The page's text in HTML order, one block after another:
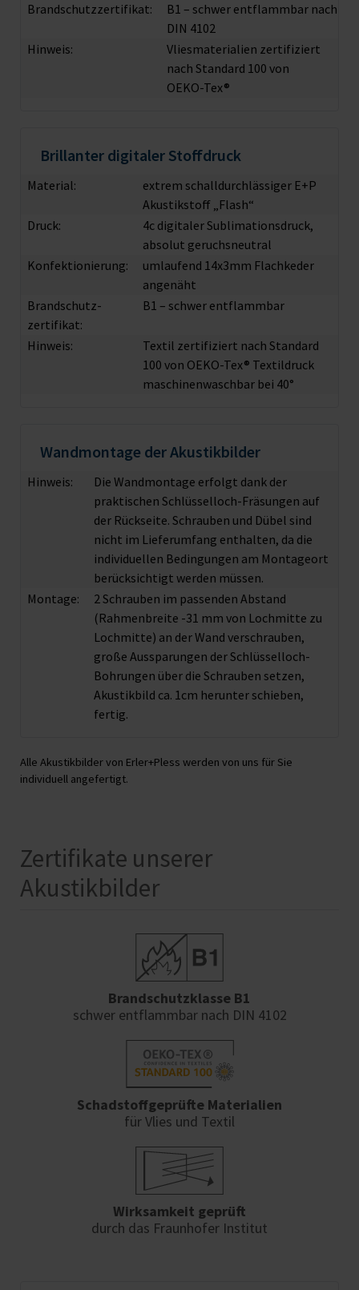
Brandschutzzertifikat:
B1 – schwer entflammbar nach
DIN 4102
Hinweis:
Vliesmaterialien zertifiziert
nach Standard 100 von
OEKO-Tex®
Brillanter digitaler Stoffdruck
Material:
extrem schalldurchlässiger E+P
Akustikstoff „Flash“
Druck:
4c digitaler Sublimationsdruck,
absolut geruchsneutral
Konfektionierung:
umlaufend 14x3mm Flachkeder
angenäht
Brandschutz­
zertifikat:
B1 – schwer entflammbar
Hinweis:
Textil zertifiziert nach Standard
100 von OEKO-Tex® Textildruck
maschinenwaschbar bei 40°
Wandmontage der Akustikbilder
Hinweis:
Die Wandmontage erfolgt dank der
praktischen Schlüsselloch-Fräsungen auf
der Rückseite. Schrauben und Dübel sind
nicht im Lieferumfang enthalten, da die
individuellen Bedingungen am Montageort
berücksichtigt werden müssen.
Montage:
2 Schrauben im passenden Abstand
(Rahmenbreite -31 mm von Lochmitte zu
Lochmitte) an der Wand verschrauben,
große Aussparungen der Schlüsselloch-
Bohrungen über die Schrauben setzen,
Akustikbild ca. 1cm herunter schieben,
fertig.
Alle Akustikbilder von Erler+Pless werden von uns für Sie
individuell angefertigt.
Zertifikate unserer
Akustikbilder
Brandschutzklasse B1
schwer entflammbar nach DIN 4102
Schadstoffgeprüfte Materialien
für Vlies und Textil
Wirksamkeit geprüft
durch das Fraunhofer Institut